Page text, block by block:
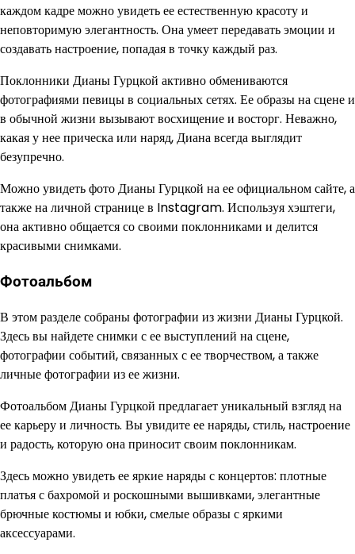
каждом кадре можно увидеть ее естественную красоту и
неповторимую элегантность. Она умеет передавать эмоции и
создавать настроение, попадая в точку каждый раз.
Поклонники Дианы Гурцкой активно обмениваются
фотографиями певицы в социальных сетях. Ее образы на сцене и
в обычной жизни вызывают восхищение и восторг. Неважно,
какая у нее прическа или наряд, Диана всегда выглядит
безупречно.
Можно увидеть фото Дианы Гурцкой на ее официальном сайте, а
также на личной странице в Instagram. Используя хэштеги,
она активно общается со своими поклонниками и делится
красивыми снимками.
Фотоальбом
В этом разделе собраны фотографии из жизни Дианы Гурцкой.
Здесь вы найдете снимки с ее выступлений на сцене,
фотографии событий, связанных с ее творчеством, а также
личные фотографии из ее жизни.
Фотоальбом Дианы Гурцкой предлагает уникальный взгляд на
ее карьеру и личность. Вы увидите ее наряды, стиль, настроение
и радость, которую она приносит своим поклонникам.
Здесь можно увидеть ее яркие наряды с концертов: плотные
платья с бахромой и роскошными вышивками, элегантные
брючные костюмы и юбки, смелые образы с яркими
аксессуарами.